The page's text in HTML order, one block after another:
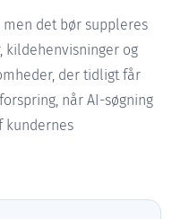
men det bør suppleres
kildehenvisninger og
der tidligt får
når AI-søgning
kundernes